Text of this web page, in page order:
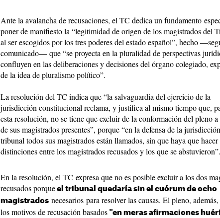
Ante la avalancha de recusaciones, el TC dedica un fundamento
poner de manifiesto la “legitimidad de origen de los magistrados del
al ser escogidos por los tres poderes del estado español”, hecho
comunicado― que “se proyecta en la pluralidad de perspectivas
confluyen en las deliberaciones y decisiones del órgano colegiado,
de la idea de pluralismo político”.
La resolución del TC indica que “la salvaguardia del ejercicio de la
jurisdicción constitucional reclama, y justifica al mismo tiempo que,
esta resolución, no se tiene que excluir de la conformación del pleno
de sus magistrados presentes”, porque “en la defensa de la
tribunal todos sus magistrados están llamados, sin que haya que hacer
distinciones entre los magistrados recusados y los que se abstuvieron”.
En la resolución, el TC expresa que no es posible excluir a los dos
recusados porque el tribunal quedaría sin el cuórum de ocho
magistrados necesarios para resolver las causas. El pleno, además,
los motivos de recusación basados "en meras afirmaciones